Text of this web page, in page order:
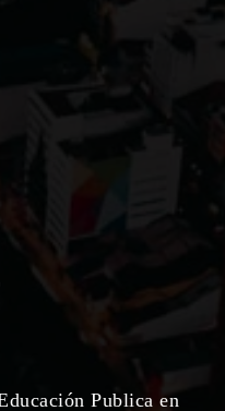
Publica en